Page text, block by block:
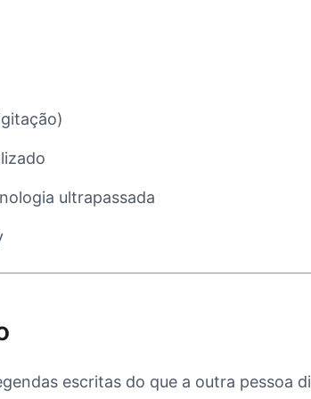
ultrapassada
escritas do que a outra pessoa